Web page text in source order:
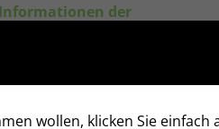
der
und hoffen, dass
wollen, klicken Sie einfach